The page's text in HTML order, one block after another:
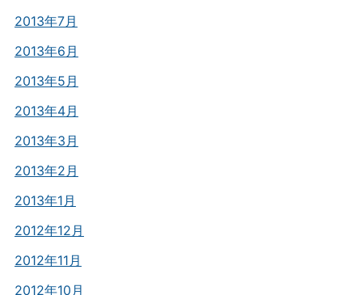
2013年7月
2013年6月
2013年5月
2013年4月
2013年3月
2013年2月
2013年1月
2012年12月
2012年11月
2012年10月